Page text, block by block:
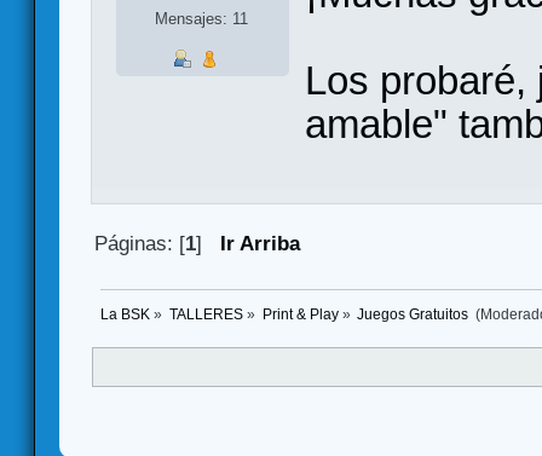
Mensajes: 11
Los probaré,
amable"
Páginas: [1] Ir Arriba
La BSK » TALLERES» Print & Play» Juegos Gratuitos